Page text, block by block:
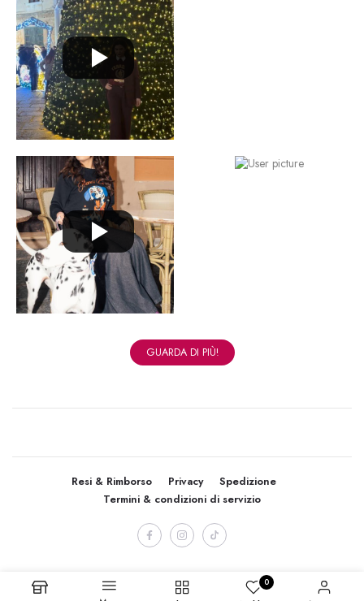
GUARDA DI PIÙ!
Resi & Rimborso Privacy
Spedizione
Termini & condizioni di servizio
0